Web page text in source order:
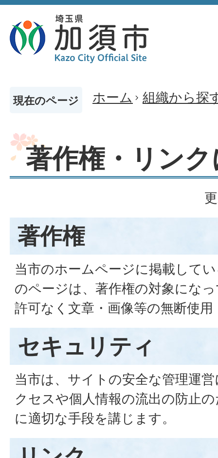
現在のページ ホーム 組織から探
著作権・リン
著作権
当市のホームページに掲載して
のページは、著作権の対象にな
許可なく文章・画像等の無断使
セキュリティ
当市は、サイトの安全な管理運
クセスや個人情報の流出の防止
に適切な手段を講じます。